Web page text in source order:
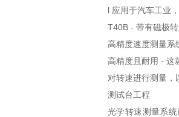
l 应用于汽车工业
T40B - 带有磁极
高精度速度测量系
高精度且耐用 - 这
对转速进行测量，
测试台工程
光学转速测量系